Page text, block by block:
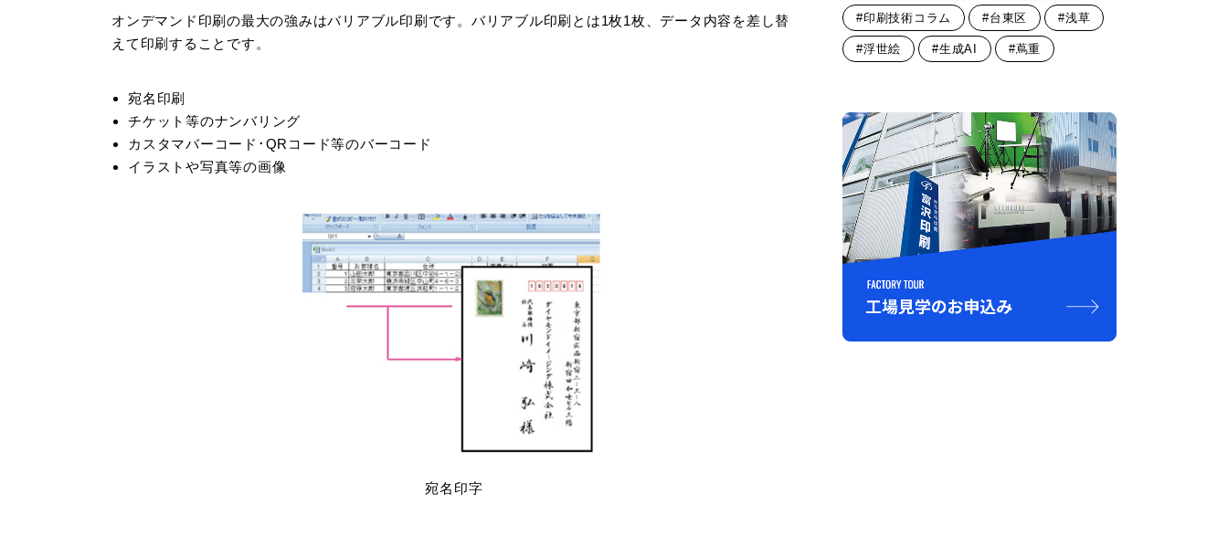
オンデマンド印刷の最大の強みはバリアブル印刷です。バリアブル印刷とは1枚1枚、データ内容を差し替
えて印刷することです。
宛名印刷
チケット等のナンバリング
カスタマバーコード･QRコード等のバーコード
イラストや写真等の画像
宛名印字
#印刷技術コラム #台東区 #浅草
#浮世絵 #生成AI #蔦重